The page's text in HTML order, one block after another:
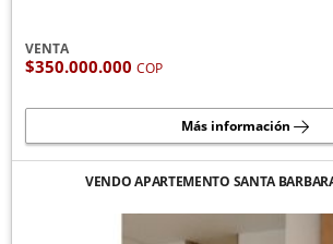
VENTA
$350.000.000 COP
Más información
VENDO APARTEMENTO SANTA